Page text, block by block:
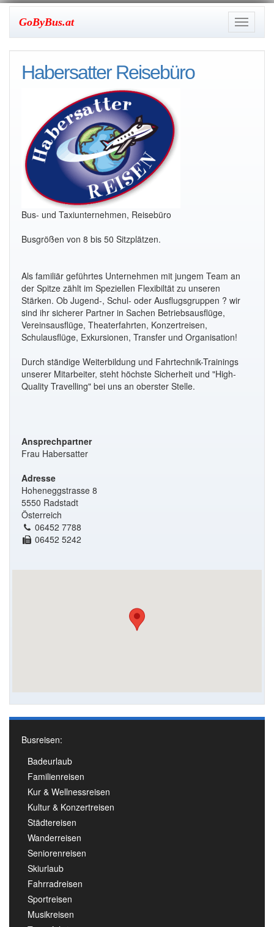
Toggle
GoByBus.at
Habersatter Reisebüro
Bus- und Taxiunternehmen, Reisebüro
Busgrößen von 8 bis 50 Sitzplätzen.
Als familiär geführtes Unternehmen mit jungem Team an
der Spitze zählt im Speziellen Flexibiltät zu unseren
Stärken. Ob Jugend-, Schul- oder Ausflugsgruppen ? wir
sind ihr sicherer Partner in Sachen Betriebsausflüge,
Vereinsausflüge, Theaterfahrten, Konzertreisen,
Schulausflüge, Exkursionen, Transfer und Organisation!
Durch ständige Weiterbildung und Fahrtechnik-Trainings
unserer Mitarbeiter, steht höchste Sicherheit und "High-
Quality Travelling" bei uns an oberster Stelle.
Ansprechpartner
Frau Habersatter
Adresse
Hoheneggstrasse 8
5550 Radstadt
Österreich
06452 7788
06452 5242
Busreisen:
Badeurlaub
Familienreisen
Kur & Wellnessreisen
Kultur & Konzertreisen
Städtereisen
Wanderreisen
Seniorenreisen
Skiurlaub
Fahrradreisen
Sportreisen
Musikreisen